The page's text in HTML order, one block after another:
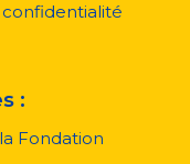
:
Fondation